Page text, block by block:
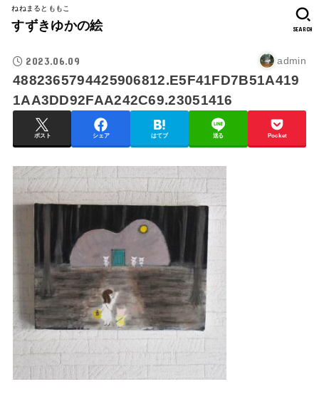
ねねまるとももこ
すずきゆかの絵 SEARCH
2023.06.09 admin
4882365794425906812.E5F41FD7B51A419
1AA3DD92FAA242C69.23051416
ポスト シェア はてブ 送る Pocket